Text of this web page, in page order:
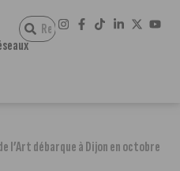
l’Art débarque à Dijon en octobre